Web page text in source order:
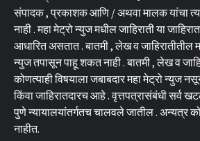
संपादक , प्रकाशक आणि / अथवा मालक यांचा
नाही . महा मेट्रो न्युज मधील जाहिराती या
आधारित असतात . बातमी , लेख व जाहिरातीतील
न्युज तपासून पाहू शकत नाही . बातमी , लेख व
कोणत्याही विषयाला जबाबदार महा मेट्रो न्युज
किंवा जाहिरातदारच आहे . वृत्तपत्रासंबंधी सर्व
पुणे न्यायालयांतर्गतच चालवले जातील . अन्यत्र
नाहीत.